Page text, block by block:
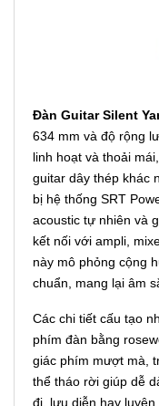
Đàn Guitar Silent
634 mm và độ rộng
linh hoạt và thoải
guitar dây thép khác
bị hệ thống SRT
acoustic tự nhiên và
kết nối với ampli,
này mô phỏng cộng
chuẩn, mang lại âm
Các chi tiết cấu tạo
phím đàn bằng
giác phím mượt mà,
thể tháo rời giúp dễ
đi, lưu diễn hay luyện